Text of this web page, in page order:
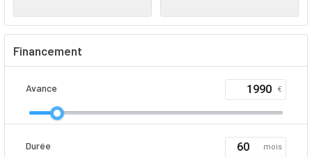
Financement
Avance €
Durée mois